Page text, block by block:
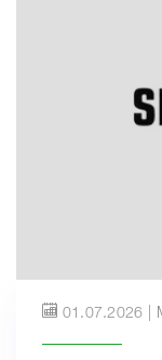
01.07.2026 |